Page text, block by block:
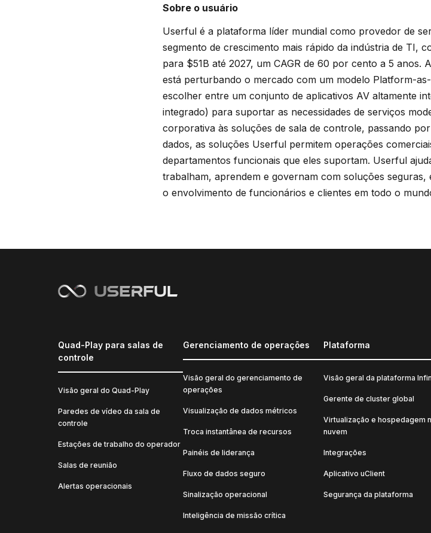
Sobre o usuário
Userful é a plataforma líder mundial como provedor de
segmento de crescimento mais rápido da indústria de TI,
para $51B até 2027, um CAGR de 60 por cento a 5 anos.
está perturbando o mercado com um modelo Platform-
escolher entre um conjunto de aplicativos AV altamente
integrado) para suportar as necessidades de serviços
corporativa às soluções de sala de controle, passando
dados, as soluções Userful permitem operações
departamentos funcionais que eles suportam. Userful
trabalham, aprendem e governam com soluções
o envolvimento de funcionários e clientes em todo o
Quad-Play para salas de
controle
Visão geral do Quad-Play
Paredes de vídeo da sala de
controle
Estações de trabalho do operador
Salas de reunião
Alertas operacionais
Gerenciamento de operações
Visão geral do gerenciamento de
operações
Visualização de dados métricos
Troca instantânea de recursos
Painéis de liderança
Fluxo de dados seguro
Sinalização operacional
Inteligência de missão crítica
Plataforma
Visão geral da plataforma
Gerente de cluster global
Virtualização e hospedagem
nuvem
Integrações
Aplicativo uClient
Segurança da plataforma